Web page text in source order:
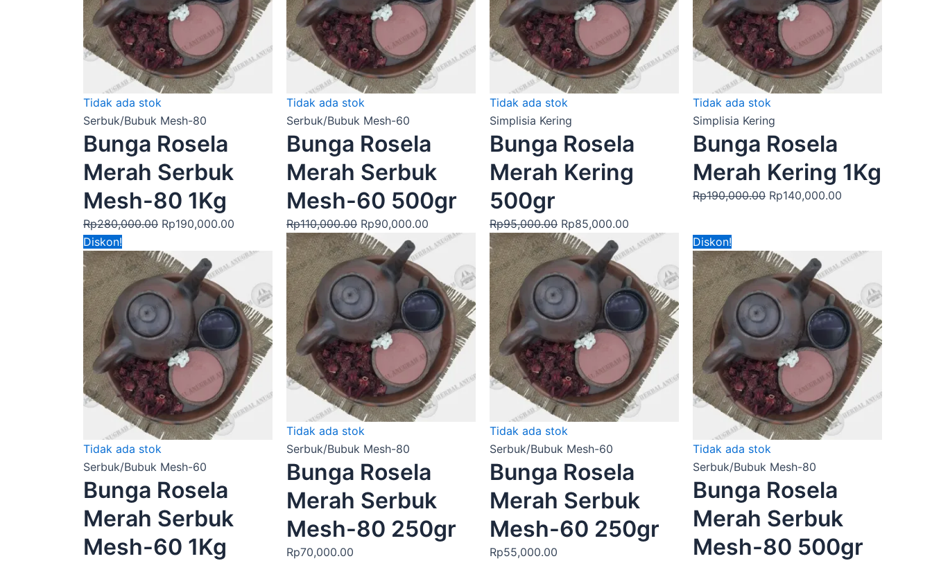
Tidak ada stok
Serbuk/Bubuk Mesh-80
Bunga Rosela
Merah Serbuk
Mesh-80 1Kg
Rp280,000.00 Rp190,000.00
Tidak ada stok
Serbuk/Bubuk Mesh-60
Bunga Rosela
Merah Serbuk
Mesh-60 500gr
Rp110,000.00 Rp90,000.00
Tidak ada stok
Simplisia Kering
Bunga Rosela
Merah Kering
500gr
Rp95,000.00 Rp85,000.00
Tidak ada stok
Simplisia Kering
Bunga Rosela
Merah Kering 1Kg
Rp190,000.00 Rp140,000.00
Diskon!
Tidak ada stok
Serbuk/Bubuk Mesh-60
Bunga Rosela
Merah Serbuk
Mesh-60 1Kg
aslinya
adalah:
Rp220,000.00.
saat
adalah:
Rp155,000.00.
Tidak ada stok
Serbuk/Bubuk Mesh-80
Bunga Rosela
Merah Serbuk
Mesh-80 250gr
Rp70,000.00
Tidak ada stok
Serbuk/Bubuk Mesh-60
Bunga Rosela
Merah Serbuk
Mesh-60 250gr
Rp55,000.00
Diskon!
Tidak ada stok
Serbuk/Bubuk Mesh-80
Bunga Rosela
Merah Serbuk
Mesh-80 500gr
aslinya
adalah:
Rp140,000.00.
saat
adalah:
Rp110,000.00.